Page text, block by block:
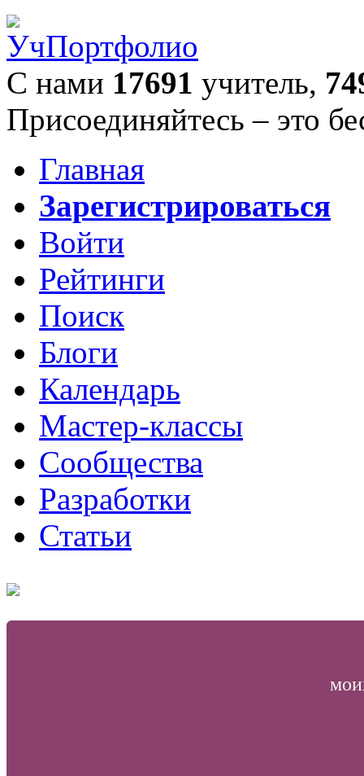
С нами 17691 учитель,
Присоединяйтесь – это
Главная
Зарегистрироваться
Войти
Рейтинги
Поиск
Блоги
Календарь
Мастер-классы
Сообщества
Разработки
Статьи